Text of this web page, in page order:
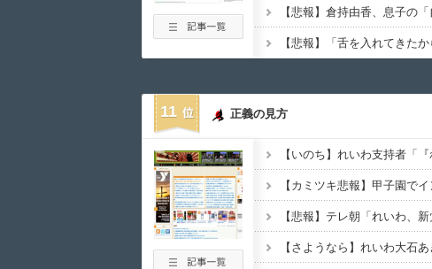
11 正義の見方